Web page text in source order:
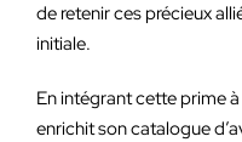
de retenir ces précieux
initiale.
En intégrant cette prime
enrichit son catalogue